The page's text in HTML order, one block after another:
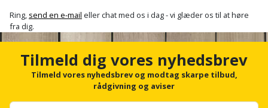
Stiftepistol
Stiksav
Ring, send en e-mail eller chat med os i dag - vi glæder os til at høre
fra dig.
Tilmeld dig vores nyhedsbrev
Tilmeld vores nyhedsbrev og modtag skarpe tilbud,
rådgivning og aviser